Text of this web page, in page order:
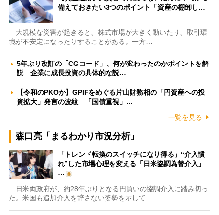
備えておきたい3つのポイント「資産の棚卸し…
大規模な災害が起きると、株式市場が大きく動いたり、取引環
境が不安定になったりすることがある。一方…
5年ぶり改訂の「CGコード」、何が変わったのかポイントを解
説 企業に成長投資の具体的な説…
【令和のPKOか】GPIFをめぐる片山財務相の「円資産への投
資拡大」発言の波紋 「国債重視」…
一覧を見る
森口亮「まるわかり市況分析」
「トレンド転換のスイッチになり得る」“介入慣
れ”した市場心理を変える「日米協調為替介入」
…
日米両政府が、約28年ぶりとなる円買いの協調介入に踏み切っ
た。米国も追加介入を辞さない姿勢を示して…